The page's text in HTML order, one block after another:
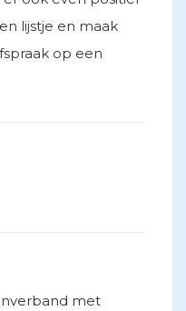
lijstje en maak
op een
met